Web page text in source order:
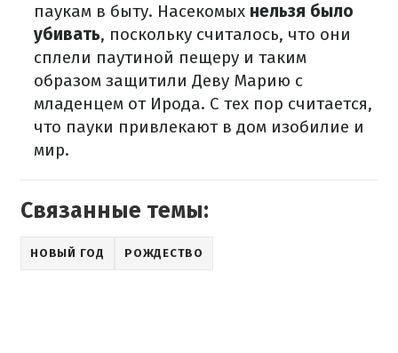
паукам в быту. Насекомых нельзя было
убивать, поскольку считалось, что они
сплели паутиной пещеру и таким
образом защитили Деву Марию с
младенцем от Ирода. С тех пор считается,
что пауки привлекают в дом изобилие и
мир.
Связанные темы:
НОВЫЙ ГОД РОЖДЕСТВО